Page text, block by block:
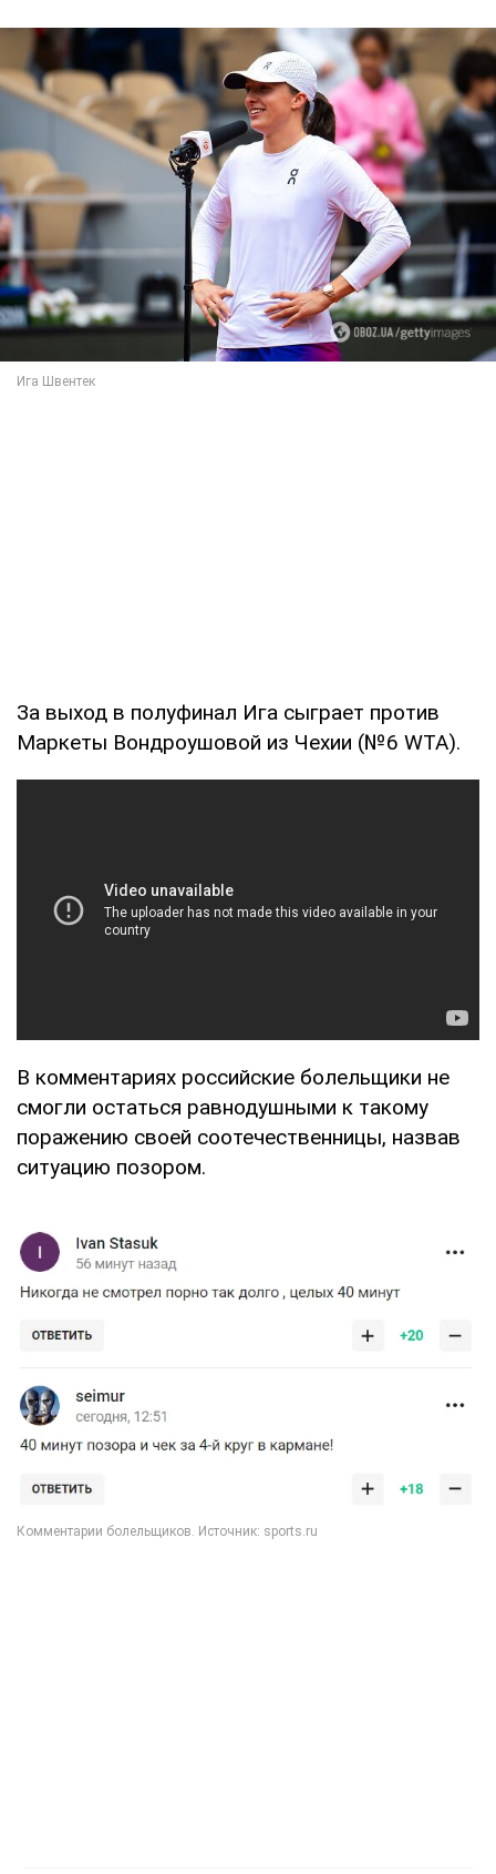
За выход в полуфинал Ига сыграет против
Маркеты Вондроушовой из Чехии (№6 WTA).
В комментариях российские болельщики не
смогли остаться равнодушными к такому
поражению своей соотечественницы, назвав
ситуацию позором.